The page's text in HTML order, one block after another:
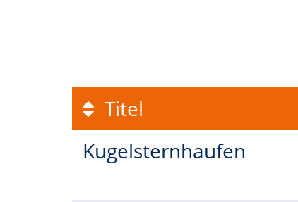
Titel
Kugelsternhaufen